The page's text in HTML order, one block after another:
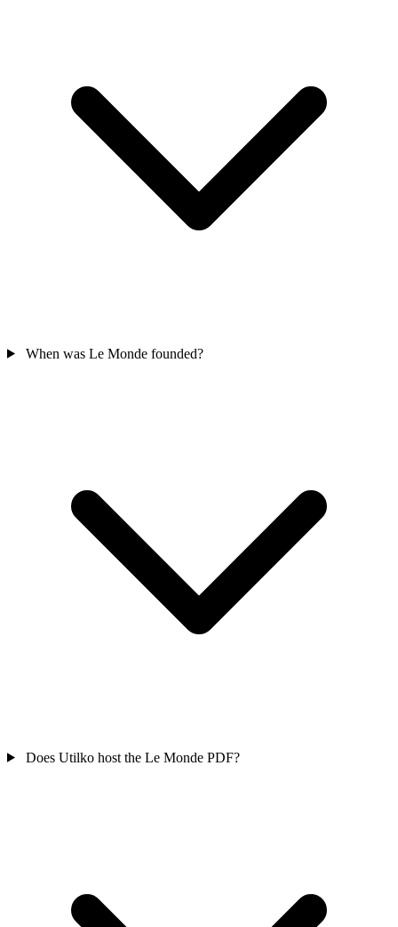
When was Le Monde founded?
Does Utilko host the Le Monde PDF?